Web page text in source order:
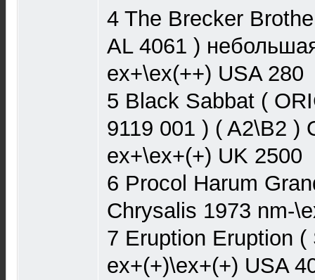
4 The Brecker
AL 4061 )
ex+\ex(++) USA 280
5 Black Sabbat (
9119 001 ) ( A2\B2 )
ex+\ex+(+) UK 2500
6 Procol Harum
Chrysalis 1973 nm-
7 Eruption Eruption (
ex+(+)\ex+(+) USA